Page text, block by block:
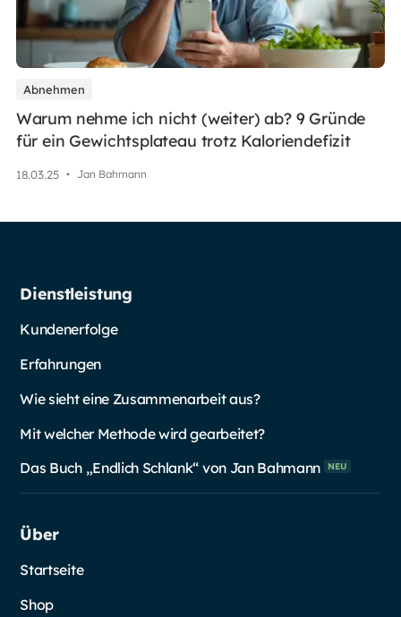
Abnehmen
Warum nehme ich nicht (weiter) ab? 9 Gründe
für ein Gewichtsplateau trotz Kaloriendefizit
18.03.25 • Jan Bahmann
Dienstleistung
Kundenerfolge
Erfahrungen
Wie sieht eine Zusammenarbeit aus?
Mit welcher Methode wird gearbeitet?
Das Buch „Endlich Schlank“ von Jan Bahmann NEU
Über
Startseite
Shop